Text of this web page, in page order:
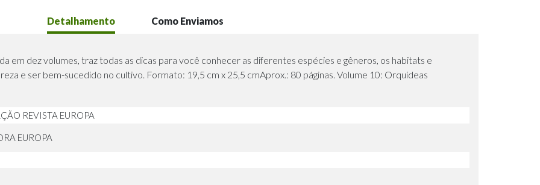
Detalhamento
em dez volumes, traz todas as dicas para você conhecer as diferentes espécies e gêneros, os habitats e
e ser bem-sucedido no cultivo. Formato: 19,5 cm x 25,5 cmAprox.: 80 páginas. Volume 10: Orquídeas
REVISTA EUROPA
EUROPA
Como Enviamos